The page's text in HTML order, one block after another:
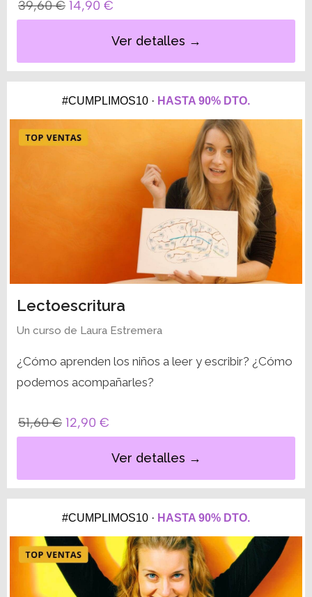
39,60€ 14,90 €
Ver detalles →
#CUMPLIMOS10 · HASTA 90% DTO.
Lectoescritura
Un curso de Laura Estremera
¿Cómo aprenden los niños a leer y escribir? ¿Cómo
podemos acompañarles?
51,60€ 12,90 €
Ver detalles →
#CUMPLIMOS10 · HASTA 90% DTO.